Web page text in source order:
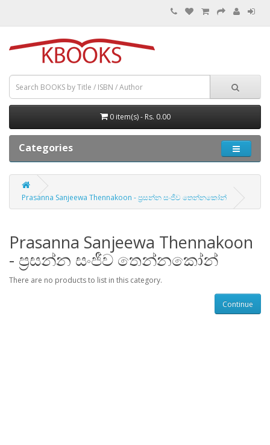
0 item(s) - Rs. 0.00
Categories
Prasanna Sanjeewa Thennakoon - ප්‍රසන්න සංජීව තෙන්නකෝන්
Prasanna Sanjeewa Thennakoon
- ප්‍රසන්න සංජීව තෙන්නකෝන්
There are no products to list in this category.
Continue